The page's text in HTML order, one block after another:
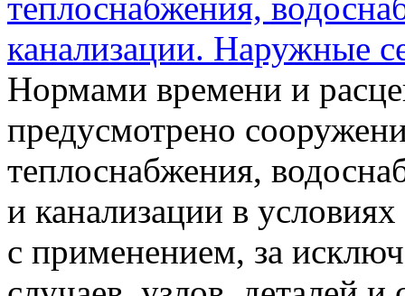
канализации. Наружные
Нормами времени и
предусмотрено
теплоснабжения,
и канализации в
с применением, за